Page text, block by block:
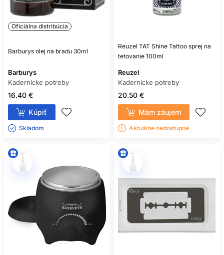
Oficiálna distribúcia
Barburys olej na bradu 30ml
Barburys
Kadernícke potreby
16.40 €
Kúpiť
Skladom ㅤ
Reuzel TAT Shine Tattoo sprej na
tetovanie 100ml
Reuzel
Kadernícke potreby
20.50 €
Mám záujem
Aktuálne nedostupné